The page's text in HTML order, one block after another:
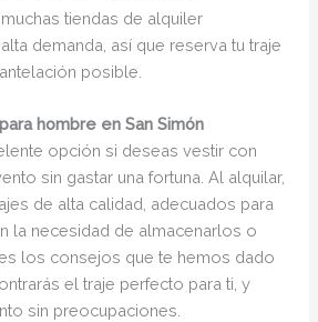
tiendas de alquiler
demanda, así que reserva tu traje
posible.
hombre en San Simón
opción si deseas vestir con
sin gastar una fortuna. Al alquilar,
de alta calidad, adecuados para
la necesidad de almacenarlos o
los consejos que te hemos dado
el traje perfecto para ti, y
sin preocupaciones.